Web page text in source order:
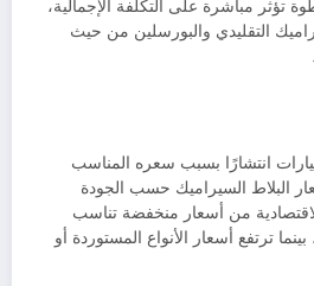
تؤثر مباشرة على التكلفة الإجمالية،
التقليدي والبورسلين من حيث
انتشارًا بسبب سعره المناسب
البلاط السيراميك حسب الجودة
من أسعار منخفضة تناسب
ترتفع أسعار الأنواع المستوردة أو